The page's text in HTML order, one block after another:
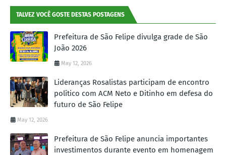
TALVEZ VOCÊ GOSTE DESTAS POSTAGENS
Prefeitura de São Felipe divulga grade de São
João 2026
May 12, 2026
Lideranças Rosalistas participam de encontro
político com ACM Neto e Ditinho em defesa do
futuro de São Felipe
May 12, 2026
Prefeitura de São Felipe anuncia importantes
investimentos durante evento em homenagem